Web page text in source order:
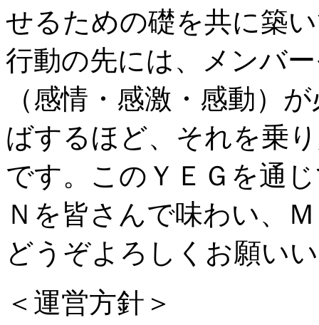
せるための礎を共に築
行動の先には、メンバ
（感情・感激・感動）
ばするほど、それを乗
です。このＹＥＧを通
Ｎを皆さんで味わい、
どうぞよろしくお願い
＜運営方針＞